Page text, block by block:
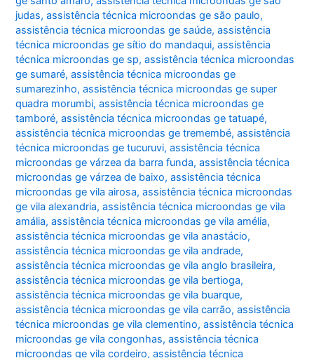
judas,assistência técnica microondas ge são paulo,
assistência técnica microondas ge saúde,assistência
técnica microondas ge sítio do mandaqui,assistência
técnica microondas ge sp,assistência técnica microondas
ge sumaré,assistência técnica microondas ge
sumarezinho,assistência técnica microondas ge super
quadra morumbi,assistência técnica microondas ge
tamboré,assistência técnica microondas ge tatuapé,
assistência técnica microondas ge tremembé,assistência
técnica microondas ge tucuruvi,assistência técnica
microondas ge várzea da barra funda,assistência técnica
microondas ge várzea de baixo,assistência técnica
microondas ge vila airosa,assistência técnica microondas
ge vila alexandria,assistência técnica microondas ge vila
amália,assistência técnica microondas ge vila amélia,
assistência técnica microondas ge vila anastácio,
assistência técnica microondas ge vila andrade,
assistência técnica microondas ge vila anglo brasileira,
assistência técnica microondas ge vila bertioga,
assistência técnica microondas ge vila buarque,
assistência técnica microondas ge vila carrão,assistência
técnica microondas ge vila clementino,assistência técnica
microondas ge vila congonhas,assistência técnica
microondas ge vila cordeiro,assistência técnica